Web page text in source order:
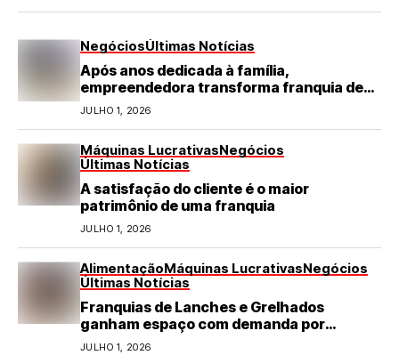
NegóciosÚltimas Notícias
Após anos dedicada à família,
empreendedora transforma franquia de
turismo em negócio de destaque no RN
JULHO 1, 2026
Máquinas LucrativasNegócios
Últimas Notícias
A satisfação do cliente é o maior
patrimônio de uma franquia
JULHO 1, 2026
AlimentaçãoMáquinas LucrativasNegócios
Últimas Notícias
Franquias de Lanches e Grelhados
ganham espaço com demanda por
refeições rápidas e de qualidade
JULHO 1, 2026